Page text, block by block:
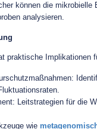
können die mikrobielle
analysieren.
praktische Implikationen
Leitstrategien für die
wie